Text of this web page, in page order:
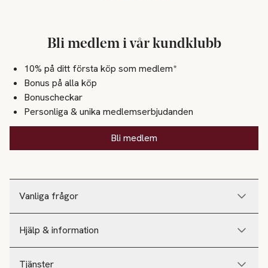
Vanliga frågor
Hjälp & information
Tjänster
Bli medlem i vår kundklubb
10% på ditt första köp som medlem*
Bonus på alla köp
Bonuscheckar
Personliga & unika medlemserbjudanden
Bli medlem